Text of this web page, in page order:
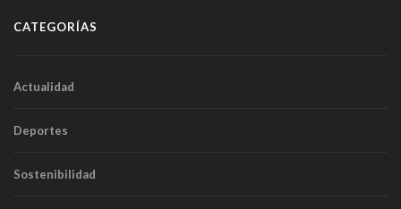
CATEGORÍAS
Actualidad
Deportes
Sostenibilidad